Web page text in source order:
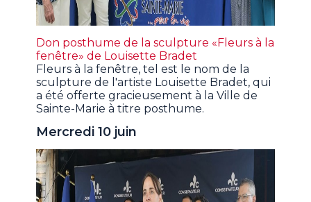
Don posthume de la sculpture «Fleurs à la
fenêtre» de Louisette Bradet
Fleurs à la fenêtre, tel est le nom de la
sculpture de l'artiste Louisette Bradet, qui
a été offerte gracieusement à la Ville de
Sainte-Marie à titre posthume.
Mercredi 10 juin